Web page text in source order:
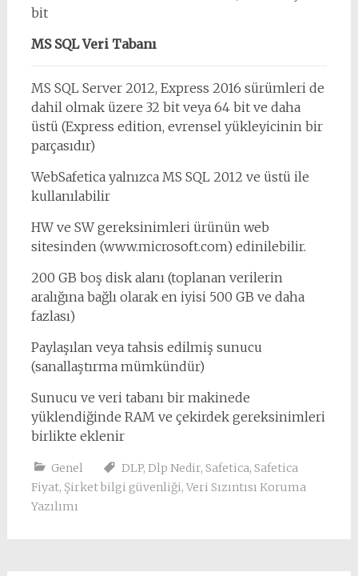
bit
MS SQL Veri Tabanı
MS SQL Server 2012, Express 2016 sürümleri de
dahil olmak üzere 32 bit veya 64 bit ve daha
üstü (Express edition, evrensel yükleyicinin bir
parçasıdır)
WebSafetica yalnızca MS SQL 2012 ve üstü ile
kullanılabilir
HW ve SW gereksinimleri ürünün web
sitesinden (www.microsoft.com) edinilebilir.
200 GB boş disk alanı (toplanan verilerin
aralığına bağlı olarak en iyisi 500 GB ve daha
fazlası)
Paylaşılan veya tahsis edilmiş sunucu
(sanallaştırma mümkündür)
Sunucu ve veri tabanı bir makinede
yüklendiğinde RAM ve çekirdek gereksinimleri
birlikte eklenir
Genel DLP, Dlp Nedir, Safetica, Safetica
Fiyat, Şirket bilgi güvenliği, Veri Sızıntısı Koruma
Yazılımı